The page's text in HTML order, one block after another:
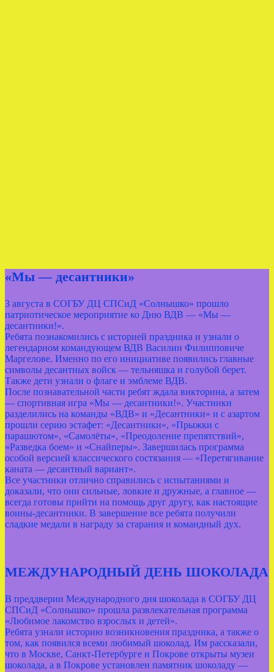
«Мы — десантники»
3 августа в СОГБУ ДЦ СПСиД «Солнышко» прошло
патриотическое мероприятие ко Дню ВДВ — «Мы —
десантники!».
Ребята познакомились с историей праздника и узнали о
легендарном командующем ВДВ Василии Филипповиче
Маргелове. Именно по его инициативе появились главные
символы десантных войск — тельняшка и голубой берет.
Также дети узнали о флаге и эмблеме ВДВ.
После познавательной части ребят ждала викторина, а затем
— спортивная игра «Мы — десантники!». Участники
разделились на команды «ВДВ» и «Десантники» и с азартом
прошли серию эстафет: «Десантники», «Прыжки с
парашютом», «Самолёты», «Преодоление препятствий»,
«Разведка боем» и «Снайперы». Завершилась программа
особой версией классического состязания — «Перетягивание
каната — десантный вариант».
Все участники отлично справились с испытаниями и
доказали, что они сильные, ловкие и дружные, а главное —
всегда готовы прийти на помощь друг другу, как настоящие
воины‑десантники. В завершение все ребята получили
сладкие медали в награду за старания и командный дух.
МЕЖДУНАРОДНЫЙ ДЕНЬ ШОКОЛАДА
В преддверии Международного дня шоколада в СОГБУ ДЦ
СПСиД «Солнышко» прошла развлекательная программа
«Любимое лакомство взрослых и детей».
Ребята узнали историю возникновения праздника, а также о
том, как появился всеми любимый шоколад. Им рассказали,
что в Москве, Санкт‑Петербурге и Покрове открыты музеи
шоколада, а в Покрове установлен памятник шоколаду —